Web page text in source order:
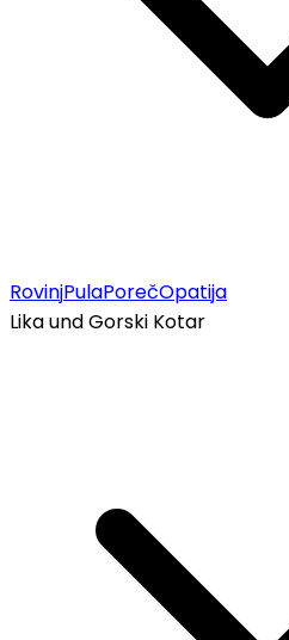
RovinjPulaPorečOpatija
Lika und Gorski Kotar